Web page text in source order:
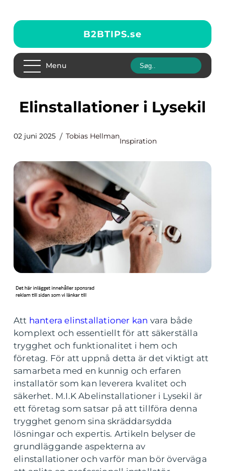
B2BTIPS.se
Menu
Elinstallationer i Lysekil
02 juni 2025 Tobias Hellman
Inspiration
Att hantera elinstallationer kan vara både
komplext och essentiellt för att säkerställa
trygghet och funktionalitet i hem och
företag. För att uppnå detta är det viktigt att
samarbeta med en kunnig och erfaren
installatör som kan leverera kvalitet och
säkerhet. M.I.K Abelinstallationer i Lysekil är
ett företag som satsar på att tillföra denna
trygghet genom sina skräddarsydda
lösningar och expertis. Artikeln belyser de
grundläggande aspekterna av
elinstallationer och varför man bör överväga